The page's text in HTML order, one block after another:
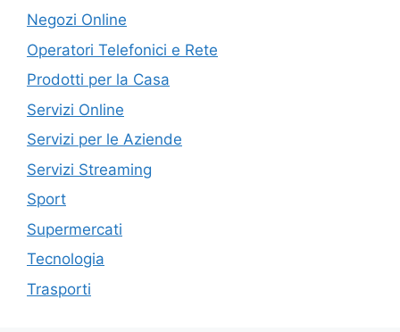
Negozi Online
Operatori Telefonici e Rete
Prodotti per la Casa
Servizi Online
Servizi per le Aziende
Servizi Streaming
Sport
Supermercati
Tecnologia
Trasporti